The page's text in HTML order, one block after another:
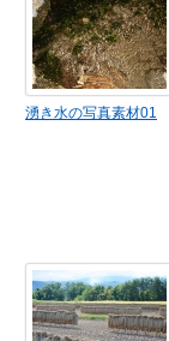
湧き水の写真素材01